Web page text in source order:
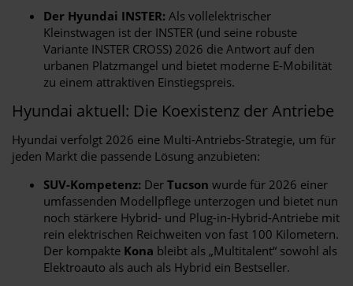
Der Hyundai INSTER: Als vollelektrischer
Kleinstwagen ist der INSTER (und seine robuste
Variante INSTER CROSS) 2026 die Antwort auf den
urbanen Platzmangel und bietet moderne E-Mobilität
zu einem attraktiven Einstiegspreis.
Hyundai aktuell: Die Koexistenz der Antriebe
Hyundai verfolgt 2026 eine Multi-Antriebs-Strategie, um für
jeden Markt die passende Lösung anzubieten:
SUV-Kompetenz: Der Tucson wurde für 2026 einer
umfassenden Modellpflege unterzogen und bietet nun
noch stärkere Hybrid- und Plug-in-Hybrid-Antriebe mit
rein elektrischen Reichweiten von fast 100 Kilometern.
Der kompakte Kona bleibt als „Multitalent“ sowohl als
Elektroauto als auch als Hybrid ein Bestseller.